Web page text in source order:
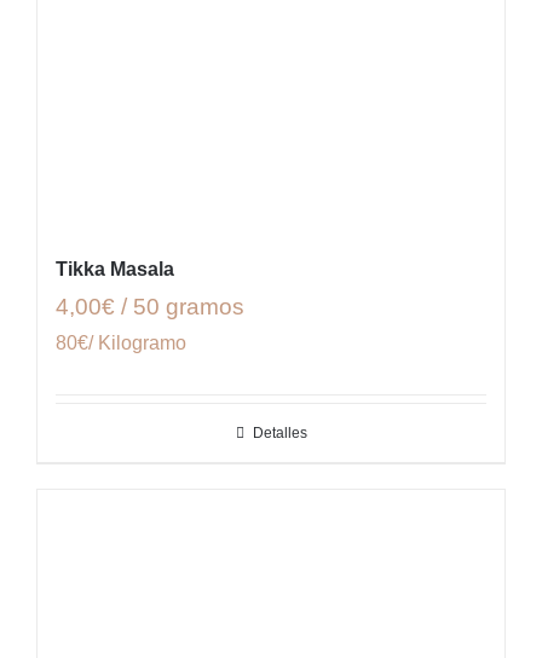
Tikka Masala
4,00€ / 50 gramos
80€/ Kilogramo
Detalles